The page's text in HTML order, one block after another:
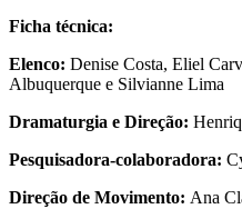
Ficha técnica:
Elenco: Denise Costa, Eliel
Albuquerque e Silvianne Lima
Dramaturgia e Direção:
Pesquisadora-colaboradora:
Direção de Movimento: Ana